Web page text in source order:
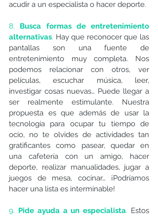
acudir a un especialista o hacer deporte.
8. Busca formas de entretenimiento
alternativas. Hay que reconocer que las
pantallas son una fuente de
entretenimiento muy completa. Nos
podemos relacionar con otros, ver
películas, escuchar música, leer,
investigar cosas nuevas… Puede llegar a
ser realmente estimulante. Nuestra
propuesta es que además de usar la
tecnología para ocupar tu tiempo de
ocio, no te olvides de actividades tan
gratificantes como pasear, quedar en
una cafetería con un amigo, hacer
deporte, realizar manualidades, jugar a
juegos de mesa, cocinar… ¡Podríamos
hacer una lista es interminable!
9. Pide ayuda a un especialista. Estos